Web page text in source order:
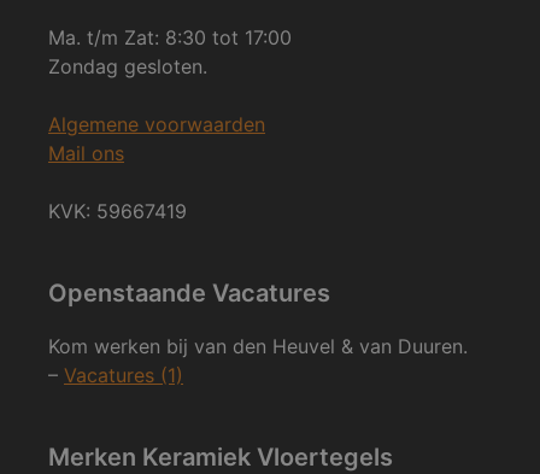
Ma. t/m Zat: 8:30 tot 17:00
Zondag gesloten.
Algemene voorwaarden
Mail ons
KVK: 59667419
Openstaande Vacatures
Kom werken bij van den Heuvel & van Duuren.
– Vacatures (1)
Merken Keramiek Vloertegels